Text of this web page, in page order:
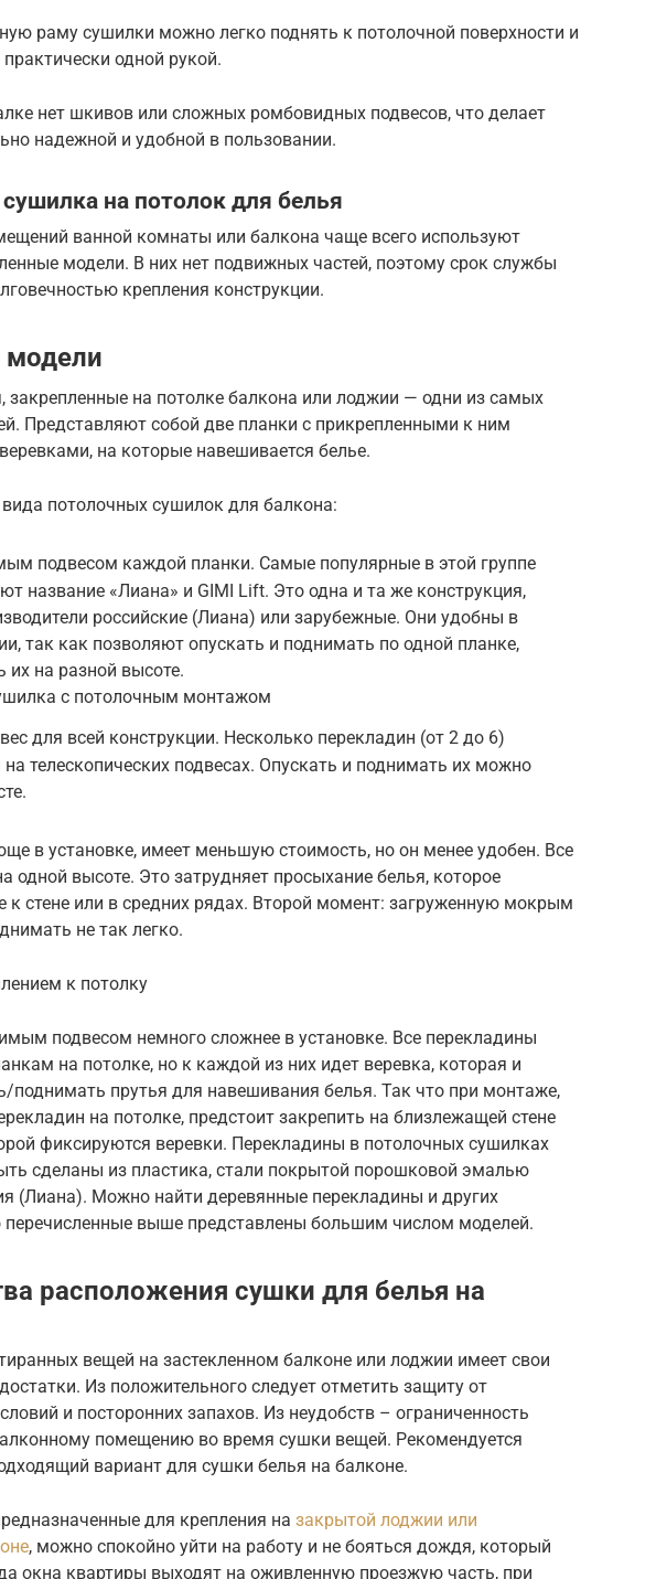
раму сушилки можно легко поднять к потолочной поверхности и
одной рукой.
нет шкивов или сложных ромбовидных подвесов, что делает
надежной и удобной в пользовании.
на потолок для белья
ванной комнаты или балкона чаще всего используют
модели. В них нет подвижных частей, поэтому срок службы
крепления конструкции.
закрепленные на потолке балкона или лоджии — одни из самых
Представляют собой две планки с прикрепленными к ним
на которые навешивается белье.
потолочных сушилок для балкона:
подвесом каждой планки. Самые популярные в этой группе
название «Лиана» и GIMI Lift. Это одна и та же конструкция,
российские (Лиана) или зарубежные. Они удобны в
так как позволяют опускать и поднимать по одной планке,
их на разной высоте.
с потолочным монтажом
для всей конструкции. Несколько перекладин (от 2 до 6)
телескопических подвесах. Опускать и поднимать их можно
в установке, имеет меньшую стоимость, но он менее удобен. Все
одной высоте. Это затрудняет просыхание белья, которое
к стене или в средних рядах. Второй момент: загруженную мокрым
не так легко.
к потолку
подвесом немного сложнее в установке. Все перекладины
на потолке, но к каждой из них идет веревка, которая и
поднимать прутья для навешивания белья. Так что при монтаже,
на потолке, предстоит закрепить на близлежащей стене
фиксируются веревки. Перекладины в потолочных сушилках
сделаны из пластика, стали покрытой порошковой эмалью
(Лиана). Можно найти деревянные перекладины и других
перечисленные выше представлены большим числом моделей.
расположения сушки для белья на
вещей на застекленном балконе или лоджии имеет свои
Из положительного следует отметить защиту от
и посторонних запахов. Из неудобств – ограниченность
помещению во время сушки вещей. Рекомендуется
вариант для сушки белья на балконе.
для крепления на закрытой лоджии или
, можно спокойно уйти на работу и не бояться дождя, который
окна квартиры выходят на оживленную проезжую часть, при